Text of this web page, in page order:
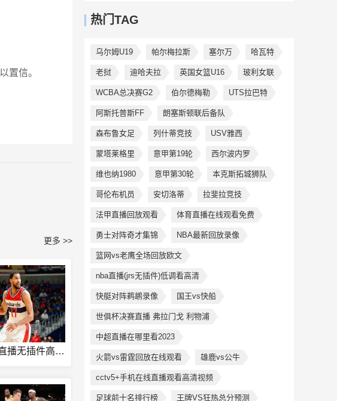
置信。
更多 >>
360体育直播无插件高清55
热门TAG
乌尔姆U19 帕尔梅拉斯 塞尔万 哈瓦特
老挝 迪哈夫拉 英国女篮U16 玻利女联
WCBA总决赛G2 伯尔德梅勒 UTS拉巴特
阿斯托普斯FF 朗塞斯顿联后备队
森布鲁女足 列什蒂竞技 USV雅西
蒙塔莱格里 意甲第19轮 西尔波内罗
维也纳1980 意甲第30轮 本克斯拓城狮队
哥伦布机员 安切洛蒂 拉斐拉竞技
法甲直播回放观看 体育直播在线观看免费
勇士对阵奇才集锦 NBA最新回放录像
篮网vs老鹰全场回放欧文
nba直播(jrs无插件)低调看高清
快艇对阵鹈鹕录像 国王vs快船
世俱杯决赛直播 弗拉门戈 利物浦
中超直播在哪里看2023
火箭vs雷霆回放在线观看 雄鹿vs公牛
cctv5+手机在线直播观看高清视频
足球前十名排行榜 王牌VS狂热总分预测